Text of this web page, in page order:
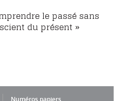
le passé sans
du présent »
Numéros papiers